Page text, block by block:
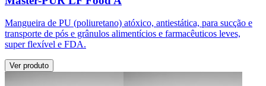
Mangueira de PU (poliuretano) atóxico, antiestática, para sucção e
transporte de pós e grânulos alimentícios e farmacêuticos leves,
super flexível e FDA.
Ver produto